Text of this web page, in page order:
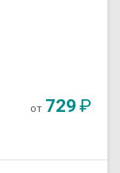
от 729₽